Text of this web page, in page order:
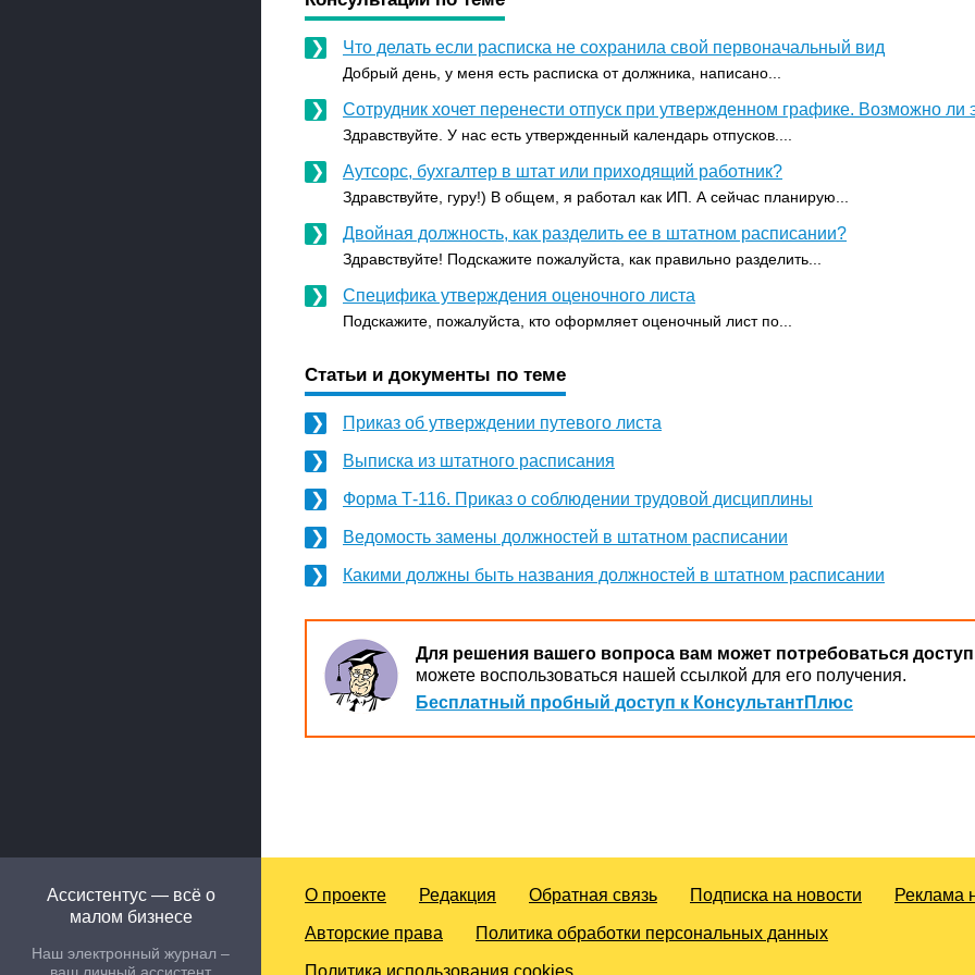
Что делать если расписка не сохранила свой первоначальный вид
Добрый день, у меня есть расписка от должника, написано...
Сотрудник хочет перенести отпуск при утвержденном графике. Возможно ли
Здравствуйте. У нас есть утвержденный календарь отпусков....
Аутсорс, бухгалтер в штат или приходящий работник?
Здравствуйте, гуру!) В общем, я работал как ИП. А сейчас планирую...
Двойная должность, как разделить ее в штатном расписании?
Здравствуйте! Подскажите пожалуйста, как правильно разделить...
Специфика утверждения оценочного листа
Подскажите, пожалуйста, кто оформляет оценочный лист по...
Статьи и документы по теме
Приказ об утверждении путевого листа
Выписка из штатного расписания
Форма Т-116. Приказ о соблюдении трудовой дисциплины
Ведомость замены должностей в штатном расписании
Какими должны быть названия должностей в штатном расписании
Для решения вашего вопроса вам может потребоваться
можете воспользоваться нашей ссылкой для его получения.
Бесплатный пробный доступ к КонсультантПлюс
Ассистентус — всё о
малом бизнесе
Наш электронный журнал –
О проекте Редакция Обратная связь Подписка на новости Реклама
Авторские права Политика обработки персональных данных
Политика использования cookies